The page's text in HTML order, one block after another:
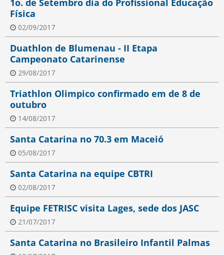
Física
02/09/2017
Duathlon de Blumenau - II Etapa
Campeonato Catarinense
29/08/2017
Triathlon Olimpico confirmado em de 8 de
outubro
14/08/2017
Santa Catarina no 70.3 em Maceió
05/08/2017
Santa Catarina na equipe CBTRI
02/08/2017
Equipe FETRISC visita Lages, sede dos JASC
21/07/2017
Santa Catarina no Brasileiro Infantil Palmas